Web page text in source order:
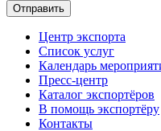
Отправить
Центр экспорта
Список услуг
Календарь
Пресс-центр
Каталог экспортёров
В помощь экспортёру
Контакты